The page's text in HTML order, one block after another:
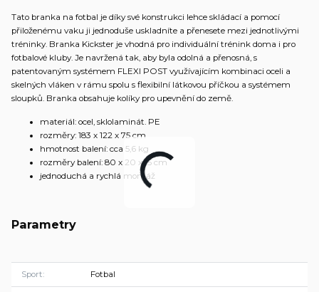
Tato branka na fotbal je díky své konstrukci lehce skládací a pomocí
přiloženému vaku ji jednoduše uskladníte a přenesete mezi jednotlivými
tréninky. Branka Kickster je vhodná pro individuální trénink doma i pro
fotbalové kluby. Je navržená tak, aby byla odolná a přenosná, s
patentovaným systémem FLEXI POST využívajícím kombinaci oceli a
skelných vláken v rámu spolu s flexibilní látkovou příčkou a systémem
sloupků. Branka obsahuje kolíky pro upevnění do země.
materiál: ocel, sklolaminát. PE
rozměry: 183 x 122 x 75 cm
hmotnost balení: cca 5,6 kg
rozměry balení: 80 x 20 x 15 cm
jednoduchá a rychlá montáž
Parametry
Sport Fotbal